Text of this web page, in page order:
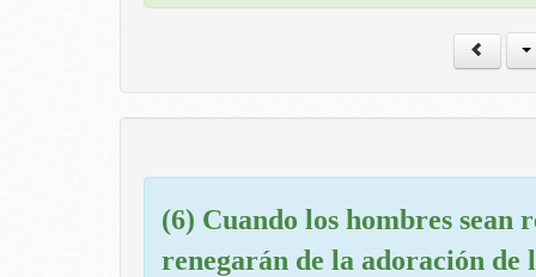
(6) Cuando los hombres sean
renegarán de la adoración